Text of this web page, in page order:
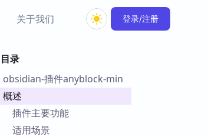
Obsidian 教程
关于我们 登录/注册
目录
obsidian-插件anyblock-min
概述
插件主要功能
适用场景